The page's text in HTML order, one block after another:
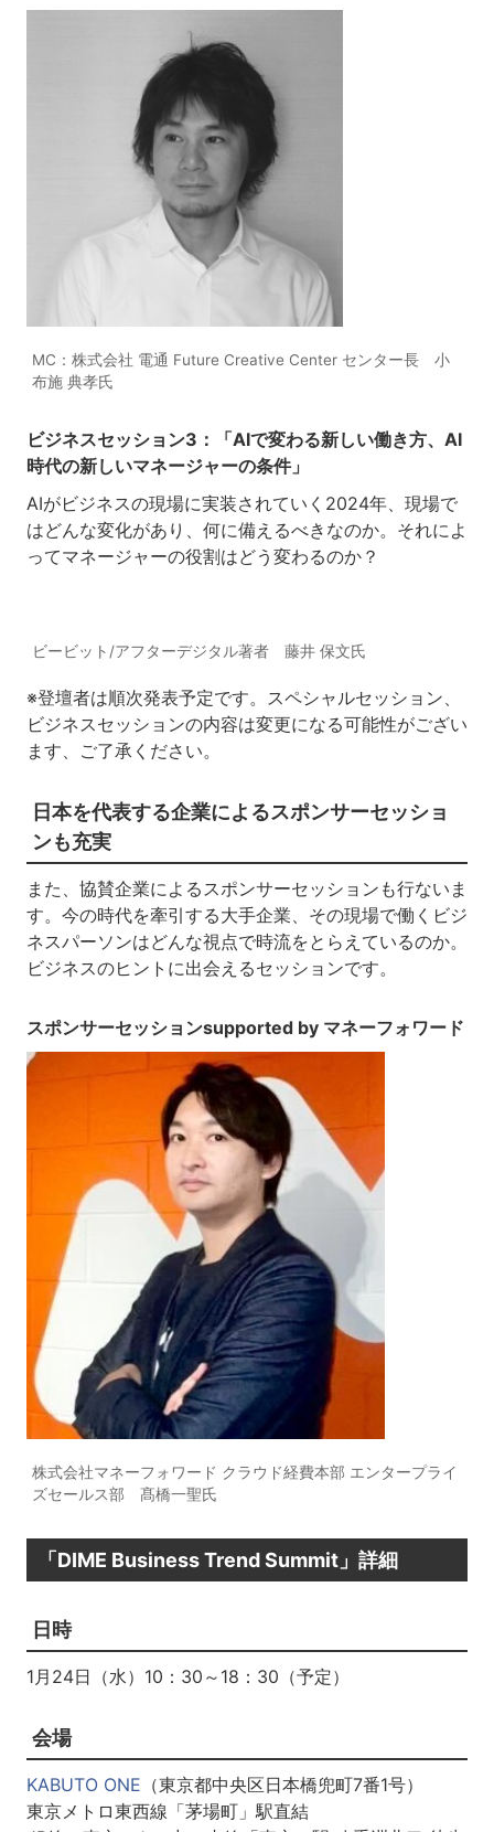
MC：株式会社 電通 Future Creative Center センター長 小
布施 典孝氏
ビジネスセッション3：「AIで変わる新しい働き方、AI
時代の新しいマネージャーの条件」
AIがビジネスの現場に実装されていく 2024年、現場で
はどんな変化があり、何に備えるべきなのか。それによ
ってマネージャーの役割はどう変わるのか？
ビービット/アフターデジタル著者 藤井 保文氏
※登壇者は順次発表予定です。スペシャルセッション、
ビジネスセッションの内容は変更になる可能性がござい
ます、ご了承ください。
日本を代表する企業によるスポンサーセッショ
ンも充実
また、協賛企業によるスポンサーセッションも行ないま
す。今の時代を牽引する大手企業、その現場で働くビジ
ネスパーソンはどんな視点で時流をとらえているのか。
ビジネスのヒントに出会えるセッションです。
スポンサーセッションsupported by マネーフォワード
株式会社マネーフォワード クラウド経費本部 エンタープライ
ズセールス部 髙橋一聖氏
「DIME Business Trend Summit」詳細
日時
1月24日（水）10：30～18：30（予定）
会場
KABUTO ONE （東京都中央区日本橋兜町7番1号）
東京メトロ東西線「茅場町」駅直結